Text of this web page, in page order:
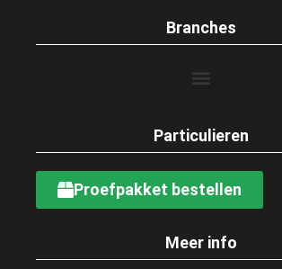
Branches
Particulieren
Proefpakket bestellen
Meer info